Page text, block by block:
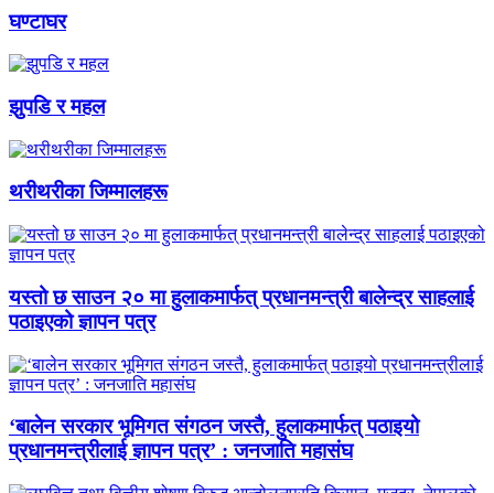
घण्टाघर
झुपडि र महल
थरीथरीका जिम्मालहरू
यस्तो छ साउन २० मा हुलाकमार्फत् प्रधानमन्त्री बालेन्द्र साहलाई
पठाइएको ज्ञापन पत्र
‘बालेन सरकार भूमिगत संगठन जस्तै, हुलाकमार्फत् पठाइयो
प्रधानमन्त्रीलाई ज्ञापन पत्र’ : जनजाति महासंघ